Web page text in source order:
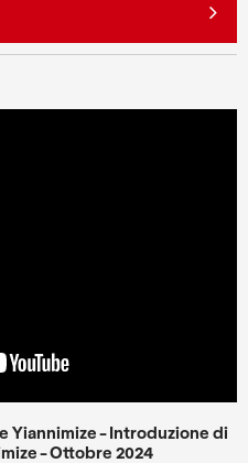
Yiannimize - Introduzione di
- Ottobre 2024